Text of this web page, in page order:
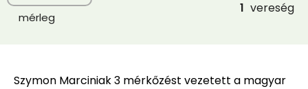
mérleg
1 vereség
Szymon Marciniak 3 mérkőzést vezetett a magyar